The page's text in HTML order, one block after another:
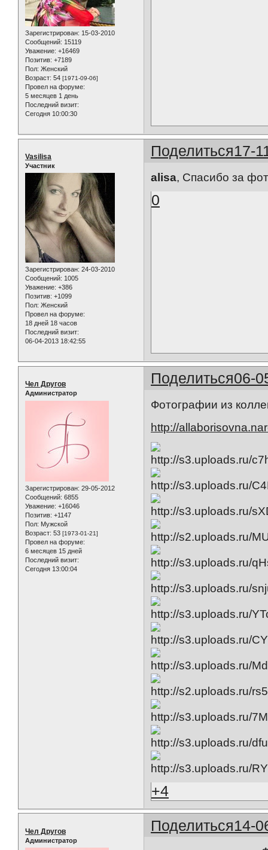
Зарегистрирован: 15-03-2010
Сообщений: 15119
Уважение: +16469
Позитив: +7189
Пол: Женский
Возраст: 54 [1971-09-06]
Провел на форуме:
5 месяцев 1 день
Последний визит:
Сегодня 10:00:30
Поделиться17-
Vasilisa
Участник
Зарегистрирован: 24-03-2010
Сообщений: 1005
Уважение: +386
Позитив: +1099
Пол: Женский
Провел на форуме:
18 дней 18 часов
Последний визит:
06-04-2013 18:42:55
alisa, Спасибо за
0
Поделиться06-
Чел Другов
Администратор
Зарегистрирован: 29-05-2012
Сообщений: 6855
Уважение: +16046
Позитив: +1147
Пол: Мужской
Возраст: 53 [1973-01-21]
Провел на форуме:
6 месяцев 15 дней
Последний визит:
Сегодня 13:00:04
Фотографии из
http://
+4
Поделиться14-
Чел Другов
Администратор